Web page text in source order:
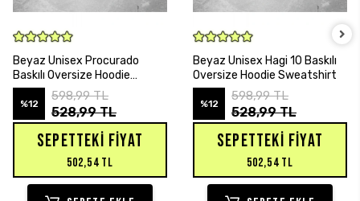
Beyaz Unisex Procurado
Baskılı Oversize Hoodie
Sweatshirt
%12
598,99 TL
528,99 TL
SEPETTEKI FIYAT
502,54 TL
Beyaz Unisex Hagi 10 Baskılı
Oversize Hoodie Sweatshirt
%12
598,99 TL
528,99 TL
SEPETTEKI FIYAT
502,54 TL